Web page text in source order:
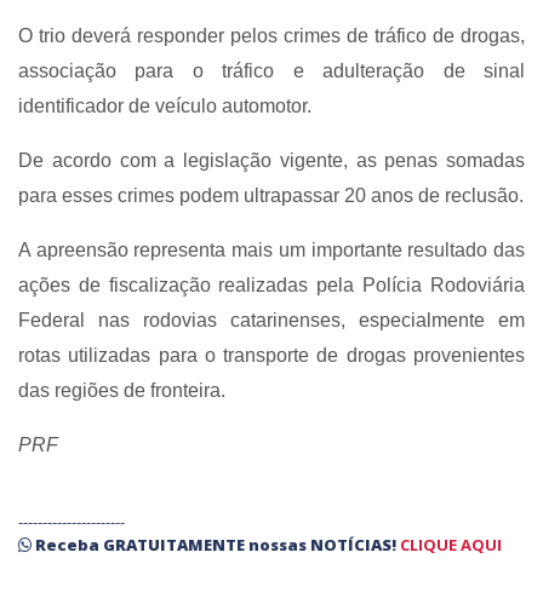
O trio deverá responder pelos crimes de tráfico de drogas,
associação para o tráfico e adulteração de sinal
identificador de veículo automotor.
De acordo com a legislação vigente, as penas somadas
para esses crimes podem ultrapassar 20 anos de reclusão.
A apreensão representa mais um importante resultado das
ações de fiscalização realizadas pela Polícia Rodoviária
Federal nas rodovias catarinenses, especialmente em
rotas utilizadas para o transporte de drogas provenientes
das regiões de fronteira.
PRF
----------------------
Receba GRATUITAMENTE nossas NOTÍCIAS! CLIQUE AQUI